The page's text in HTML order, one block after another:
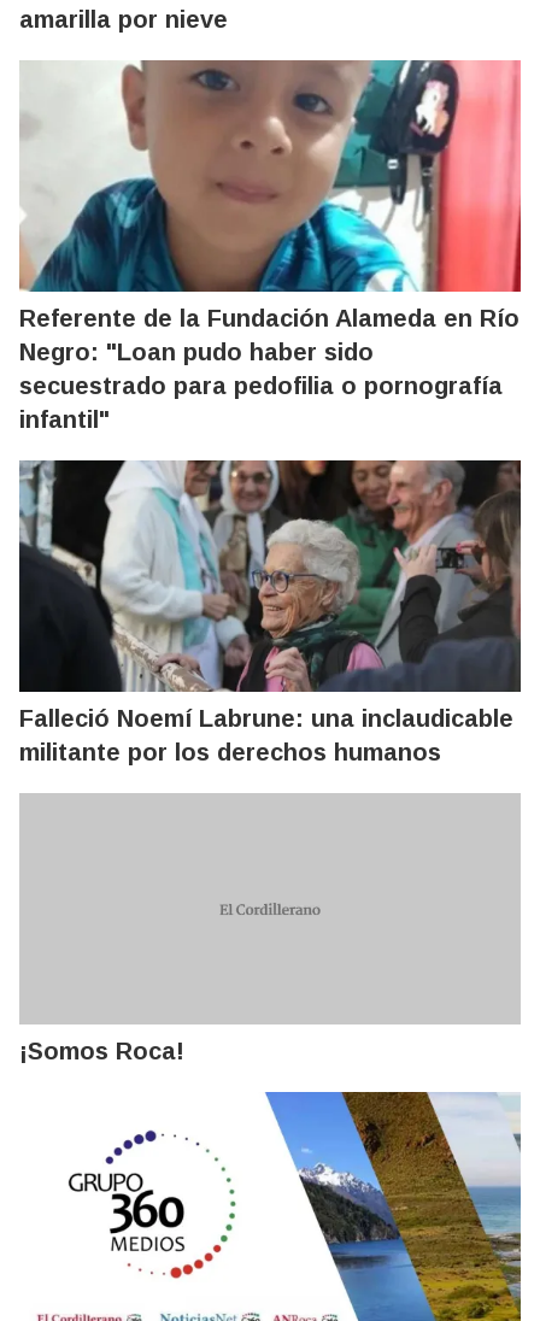
amarilla por nieve
Referente de la Fundación Alameda en Río
Negro: "Loan pudo haber sido
secuestrado para pedofilia o pornografía
infantil"
Falleció Noemí Labrune: una inclaudicable
militante por los derechos humanos
¡Somos Roca!